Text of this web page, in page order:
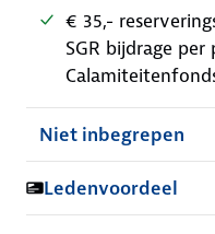
€ 35,-
SGR bijdrage
Niet inbegrepen
Ledenvoordeel